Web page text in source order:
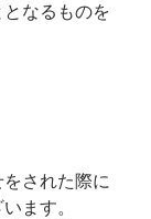
なるものを
された際に
ます。